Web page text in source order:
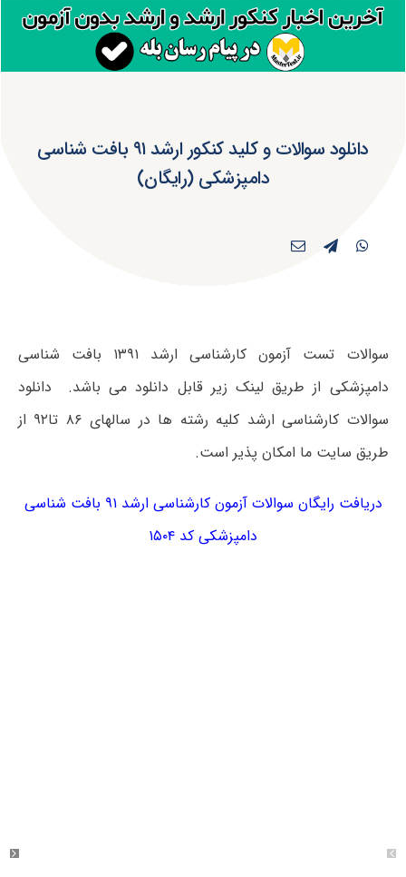
دانلود سوالات و کلید کنکور ارشد ۹۱ بافت شناسی
دامپزشکی (رایگان)
سوالات تست آزمون کارشناسی ارشد ۱۳۹۱ بافت شناسی
دامپزشکی از طریق لینک زیر قابل دانلود می باشد. دانلود
سوالات کارشناسی ارشد کلیه رشته ها در سالهای ۸۶ تا۹۲ از
طریق سایت ما امکان پذیر است.
دریافت رایگان سوالات آزمون کارشناسی ارشد ۹۱ بافت شناسی
دامپزشکی کد ۱۵۰۴